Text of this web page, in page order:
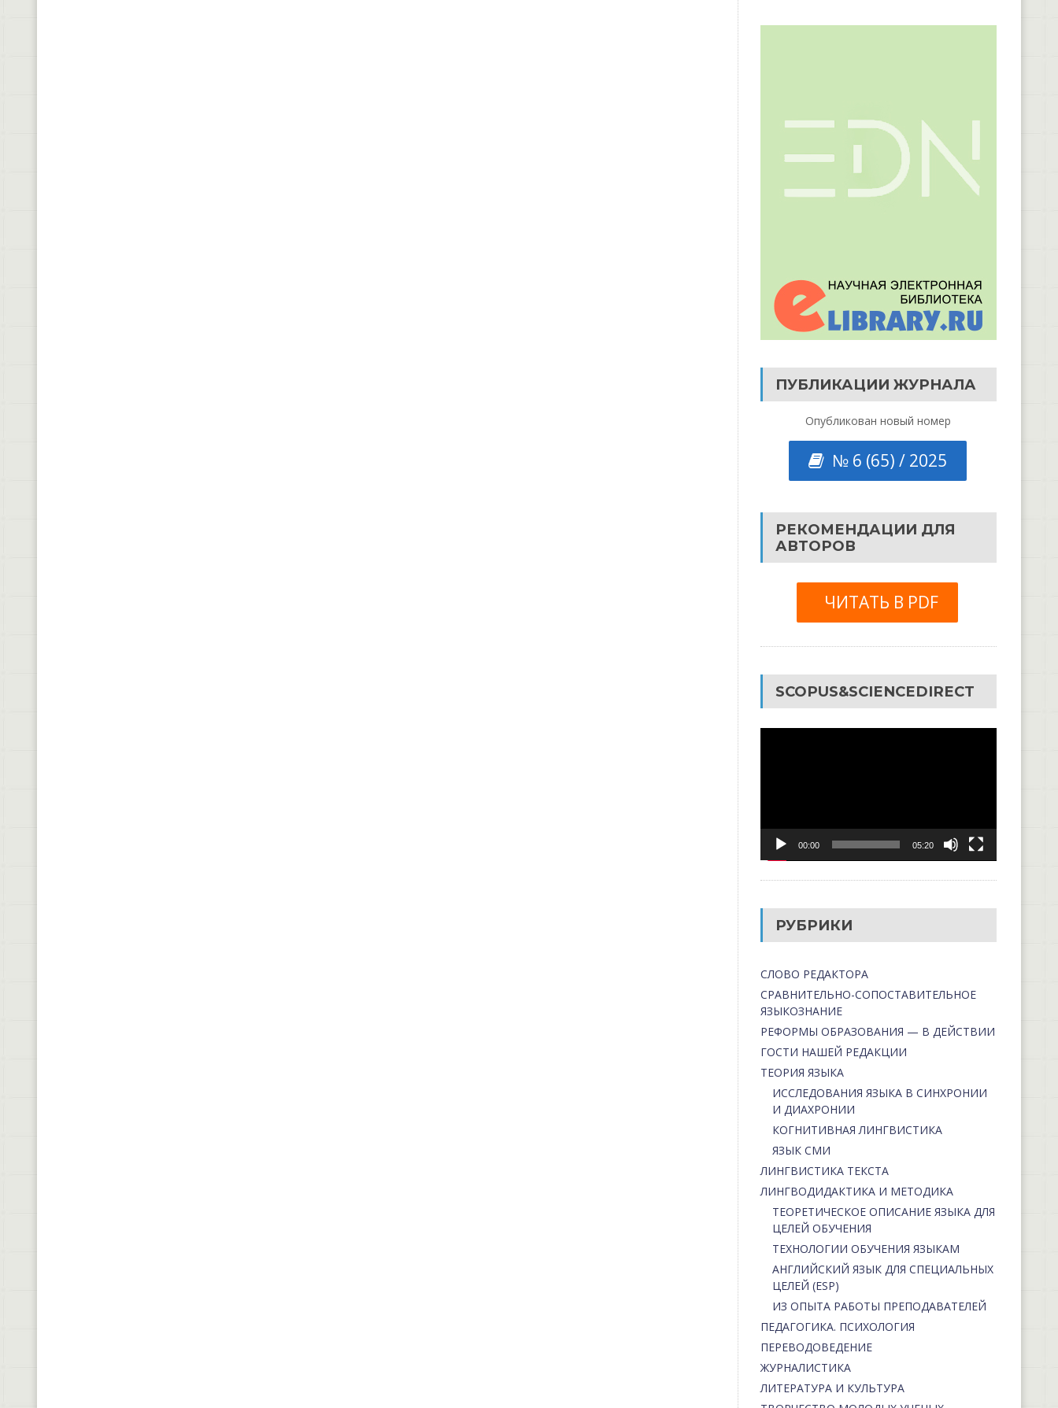
ПУБЛИКАЦИИ ЖУРНАЛА
Опубликован новый номер
№ 6 (65) / 2025
РЕКОМЕНДАЦИИ ДЛЯ
АВТОРОВ
ЧИТАТЬ В PDF
SCOPUS&SCIENCEDIRECT
00:00 05:20
РУБРИКИ
СЛОВО РЕДАКТОРА
СРАВНИТЕЛЬНО-СОПОСТАВИТЕЛЬНОЕ
ЯЗЫКОЗНАНИЕ
РЕФОРМЫ ОБРАЗОВАНИЯ — В ДЕЙСТВИИ
ГОСТИ НАШЕЙ РЕДАКЦИИ
ТЕОРИЯ ЯЗЫКА
ИССЛЕДОВАНИЯ ЯЗЫКА В СИНХРОНИИ
И ДИАХРОНИИ
КОГНИТИВНАЯ ЛИНГВИСТИКА
ЯЗЫК СМИ
ЛИНГВИСТИКА ТЕКСТА
ЛИНГВОДИДАКТИКА И МЕТОДИКА
ТЕОРЕТИЧЕСКОЕ ОПИСАНИЕ ЯЗЫКА ДЛЯ
ЦЕЛЕЙ ОБУЧЕНИЯ
ТЕХНОЛОГИИ ОБУЧЕНИЯ ЯЗЫКАМ
АНГЛИЙСКИЙ ЯЗЫК ДЛЯ СПЕЦИАЛЬНЫХ
ЦЕЛЕЙ (ESP)
ИЗ ОПЫТА РАБОТЫ ПРЕПОДАВАТЕЛЕЙ
ПЕДАГОГИКА. ПСИХОЛОГИЯ
ПЕРЕВОДОВЕДЕНИЕ
ЖУРНАЛИСТИКА
ЛИТЕРАТУРА И КУЛЬТУРА